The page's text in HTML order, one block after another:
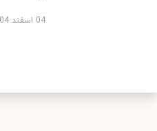
04 اسفند 1404